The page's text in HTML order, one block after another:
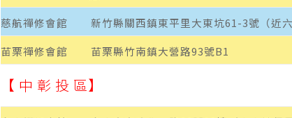
慈航禪修會館 新竹縣關西鎮東平里大東坑61-3號（近六
苗栗禪修會館
苗栗縣竹南鎮大營路93號B1
【 中 彰 投 區】